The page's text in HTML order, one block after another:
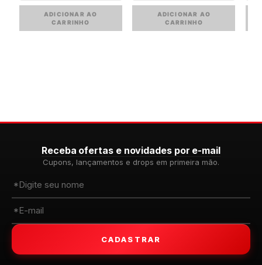
ADICIONAR AO
CARRINHO
ADICIONAR AO
CARRINHO
Receba ofertas e novidades por e-mail
Cupons, lançamentos e drops em primeira mão.
CADASTRAR